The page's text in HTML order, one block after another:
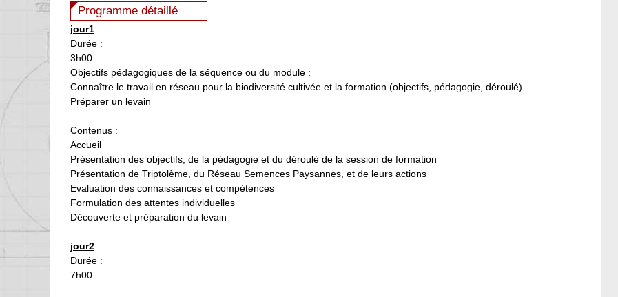
Programme détaillé
jour1
Durée :
3h00
Objectifs pédagogiques de la séquence ou du module :
Connaître le travail en réseau pour la biodiversité cultivée et la formation (objectifs, pédagogie, déroulé)
Préparer un levain
Contenus :
Accueil
Présentation des objectifs, de la pédagogie et du déroulé de la session de formation
Présentation de Triptolème, du Réseau Semences Paysannes, et de leurs actions
Evaluation des connaissances et compétences
Formulation des attentes individuelles
Découverte et préparation du levain
jour2
Durée :
7h00